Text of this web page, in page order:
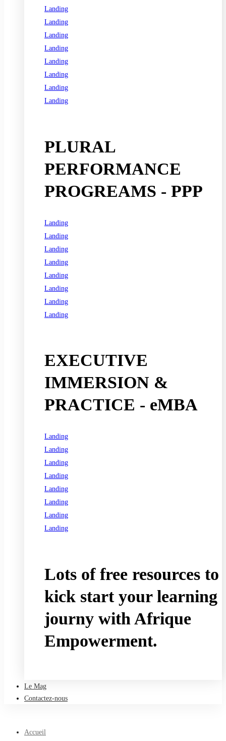
Landing
Landing
Landing
Landing
Landing
Landing
Landing
Landing
PLURAL
PERFORMANCE
PROGREAMS - PPP
Landing
Landing
Landing
Landing
Landing
Landing
Landing
Landing
EXECUTIVE
IMMERSION &
PRACTICE - eMBA
Landing
Landing
Landing
Landing
Landing
Landing
Landing
Landing
Lots of free resources to
kick start your learning
journy with Afrique
Empowerment.
Le Mag
Contactez-nous
Accueil